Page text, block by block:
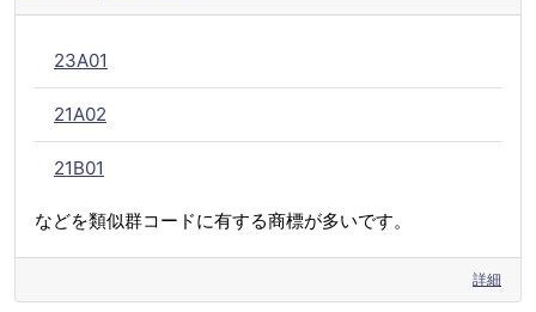
23A01
21A02
21B01
などを類似群コードに有する商標が多いです。
詳細